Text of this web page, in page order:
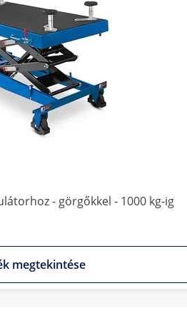
- görgőkkel - 1000 kg-ig
megtekintése